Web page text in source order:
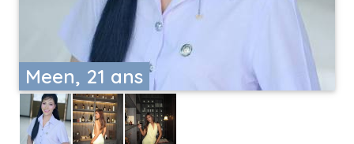
Meen, 21 ans